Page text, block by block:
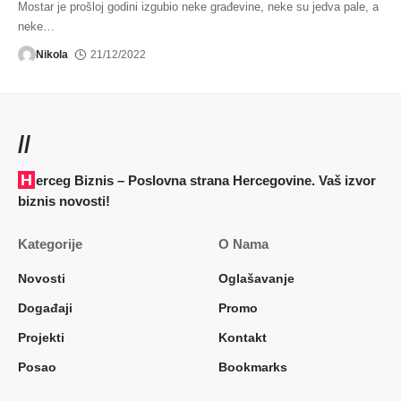
Mostar je prošloj godini izgubio neke građevine, neke su jedva pale, a
neke
Nikola 21/12/2022
//
Herceg Biznis – Poslovna strana Hercegovine. Vaš izvor
biznis novosti!
Kategorije
Novosti
Događaji
Projekti
Posao
O Nama
Oglašavanje
Promo
Kontakt
Bookmarks